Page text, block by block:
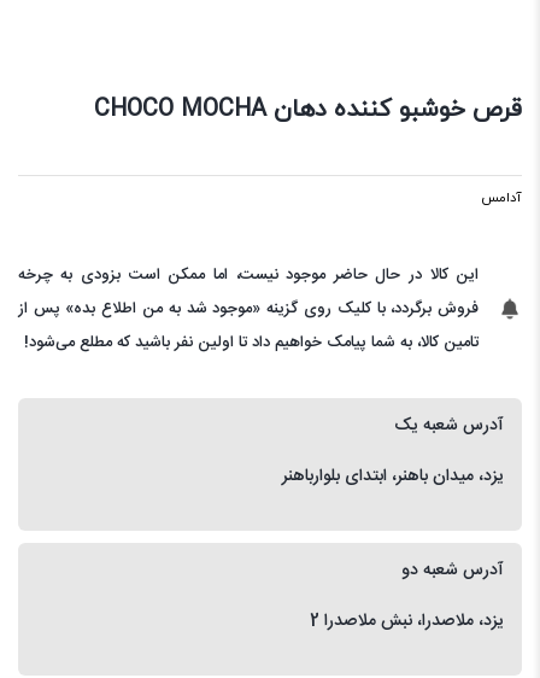
قرص خوشبو کننده دهان CHOCO MOCHA
آدامس
این کالا در حال حاضر موجود نیست، اما ممکن است بزودی به چرخه
فروش برگردد، با کلیک روی گزینه «موجود شد به من اطلاع بده» پس از
تامین کالا، به شما پیامک خواهیم داد تا اولین نفر باشید که مطلع می‌شود!
آدرس شعبه یک
یزد، میدان باهنر، ابتدای بلوارباهنر
آدرس شعبه دو
یزد، ملاصدرا، نبش ملاصدرا 2